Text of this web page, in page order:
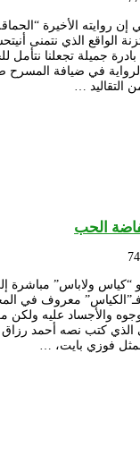
روايته الأخيرة
الواقع الذي نتمنى
جميلة تجعلنا نتأمل
في ضيافة
الحب
“كياس ولاباس” مباشرة
فـ”الكياس” معروف في
والأجساد عليه ولكن
الذي كتب نصه أحمد رزاق
فوزي بايت، …